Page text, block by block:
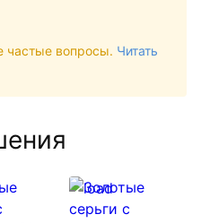
вопросы. Читать